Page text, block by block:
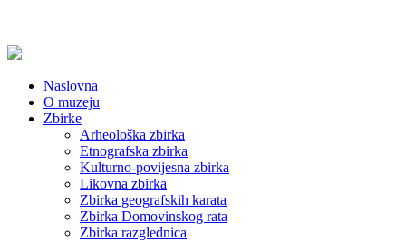
Naslovna
O muzeju
Zbirke
Arheološka zbirka
Etnografska zbirka
Kulturno-povijesna zbirka
Likovna zbirka
Zbirka geografskih karata
Zbirka Domovinskog rata
Zbirka razglednica